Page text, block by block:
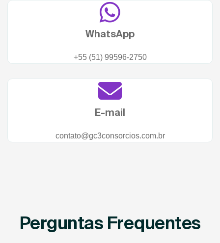
WhatsApp
+55 (51) 99596-2750
E-mail
contato@gc3consorcios.com.br
Perguntas Frequentes